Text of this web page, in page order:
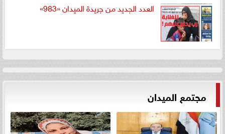
العدد الجديد من جريدة الميدان «983»
مجتمع الميدان